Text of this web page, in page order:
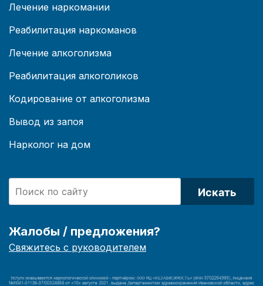
Лечение наркомании
Реабилитация наркоманов
Лечение алкоголизма
Реабилитация алкоголиков
Кодирование от алкоголизма
Вывод из запоя
Нарколог на дом
Искать
Жалобы / предложения?
Свяжитесь с руководителем